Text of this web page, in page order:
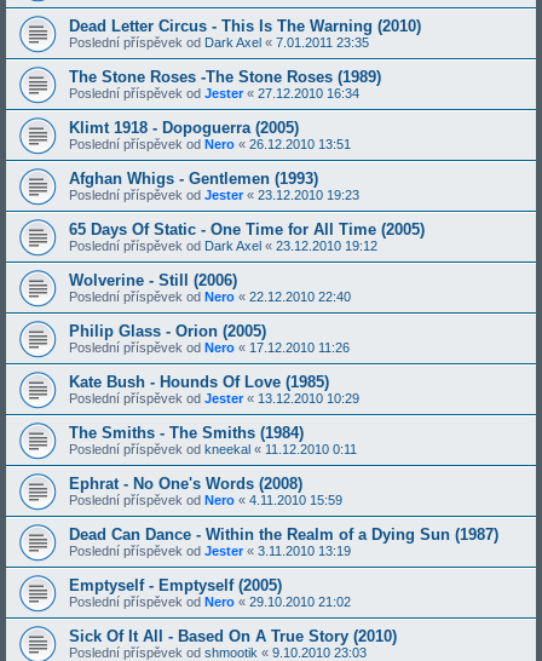
Dead Letter Circus - This Is The Warning (2010)
Poslední příspěvek od Dark Axel « 7.01.2011 23:35
The Stone Roses -The Stone Roses (1989)
Poslední příspěvek od Jester« 27.12.2010 16:34
Klimt 1918 - Dopoguerra (2005)
Poslední příspěvek od Nero « 26.12.2010 13:51
Afghan Whigs - Gentlemen (1993)
Poslední příspěvek od Jester« 23.12.2010 19:23
65 Days Of Static - One Time for All Time (2005)
Poslední příspěvek od Dark Axel « 23.12.2010 19:12
Wolverine - Still (2006)
Poslední příspěvek od Nero « 22.12.2010 22:40
Philip Glass - Orion (2005)
Poslední příspěvek od Nero « 17.12.2010 11:26
Kate Bush - Hounds Of Love (1985)
Poslední příspěvek od Jester« 13.12.2010 10:29
The Smiths - The Smiths (1984)
Poslední příspěvek od kneekal « 11.12.2010 0:11
Ephrat - No One's Words (2008)
Poslední příspěvek od Nero « 4.11.2010 15:59
Dead Can Dance - Within the Realm of a Dying Sun (1987)
Poslední příspěvek od Jester« 3.11.2010 13:19
Emptyself - Emptyself (2005)
Poslední příspěvek od Nero « 29.10.2010 21:02
Sick Of It All - Based On A True Story (2010)
Poslední příspěvek od shmootik « 9.10.2010 23:03